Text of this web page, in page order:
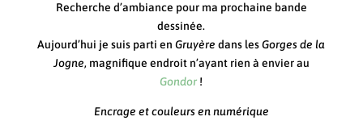
Recherche d’ambiance pour ma prochaine bande
dessinée.
Aujourd’hui je suis parti enGruyère dans lesGorges de la
Jogne, magnifique endroit n’ayant rien à envier au
Gondor !
Encrage et couleurs en numérique